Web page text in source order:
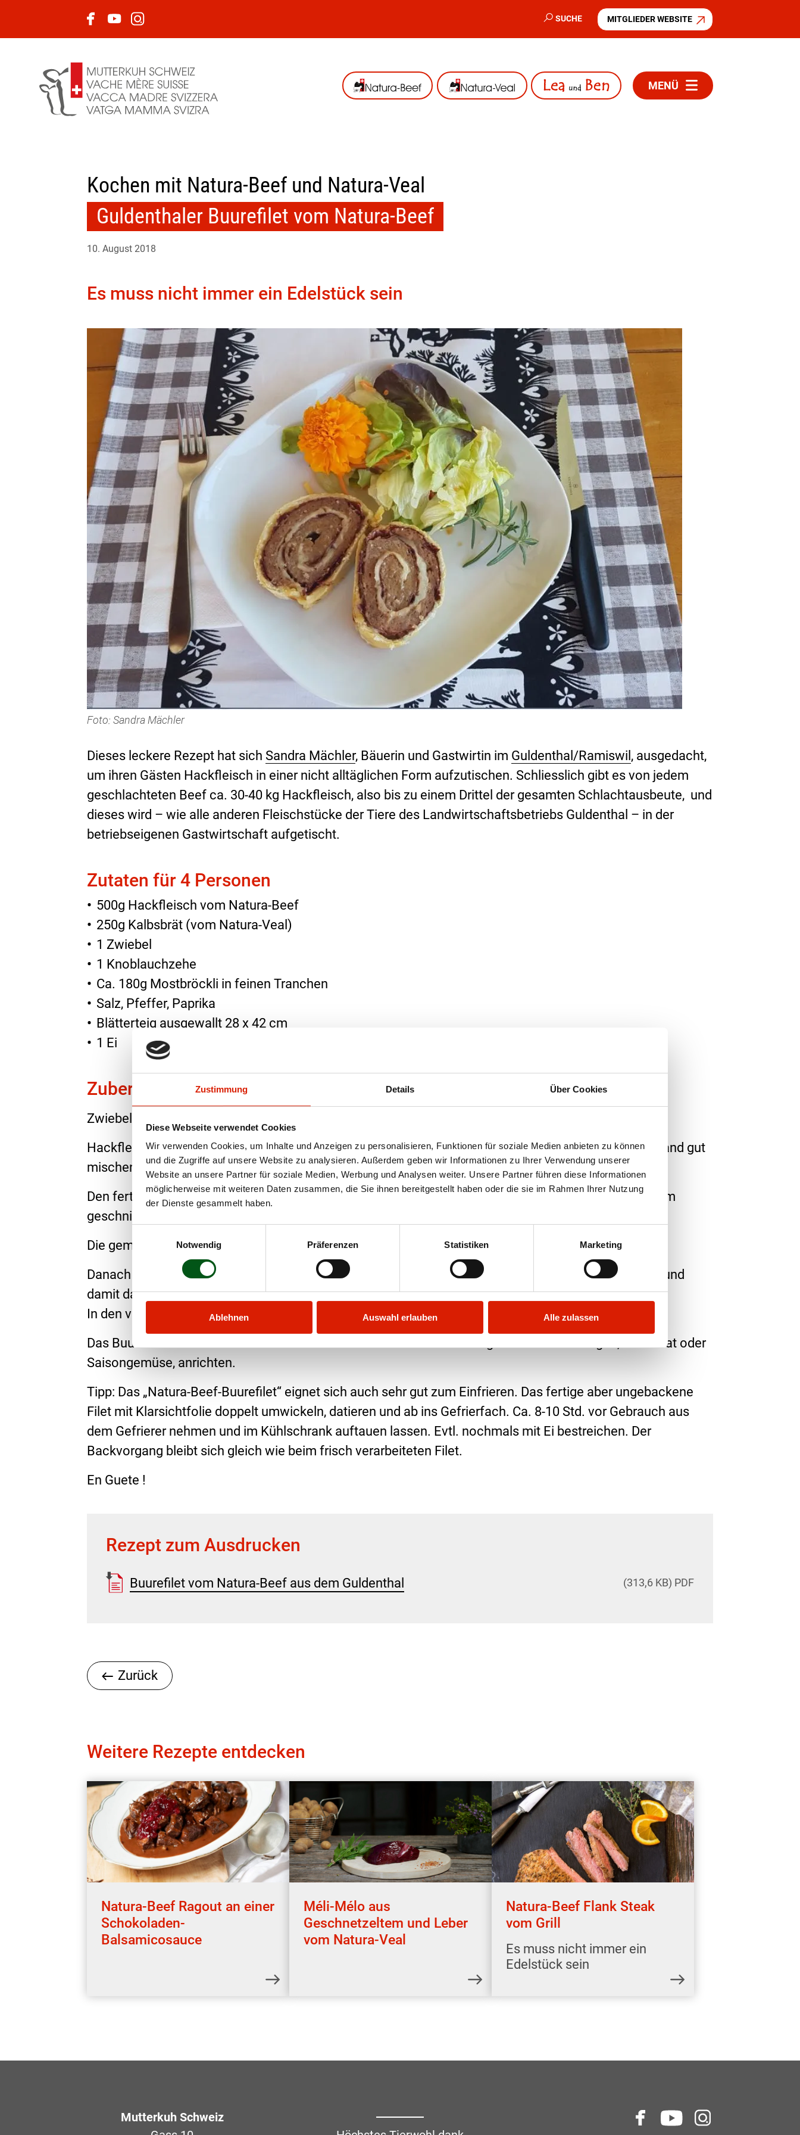
Zustimmung Details Über Cookies
Diese Webseite verwendet Cookies
Wir verwenden Cookies, um Inhalte und Anzeigen zu personalisieren, Funktionen für soziale Medien anbieten zu können
und die Zugriffe auf unsere Website zu analysieren. Außerdem geben wir Informationen zu Ihrer Verwendung unserer
Website an unsere Partner für soziale Medien, Werbung und Analysen weiter. Unsere Partner führen diese Informationen
möglicherweise mit weiteren Daten zusammen, die Sie ihnen bereitgestellt haben oder die sie im Rahmen Ihrer Nutzung
der Dienste gesammelt haben.
Notwendig
Präferenzen Statistiken Marketing
Ablehnen Auswahl erlauben Alle zulassen
SUCHE MITGLIEDER WEBSITE
MENÜ
Kochen mit Natura-Beef und Natura-Veal
Guldenthaler Buurefilet vom Natura-Beef
10. August 2018
Es muss nicht immer ein Edelstück sein
Foto: Sandra Mächler
Dieses leckere Rezept hat sich Sandra Mächler, Bäuerin und Gastwirtin im Guldenthal/Ramiswil , ausgedacht,
um ihren Gästen Hackfleisch in einer nicht alltäglichen Form aufzutischen. Schliesslich gibt es von jedem
geschlachteten Beef ca. 30-40 kg Hackfleisch, also bis zu einem Drittel der gesamten Schlachtausbeute, und
dieses wird – wie alle anderen Fleischstücke der Tiere des Landwirtschaftsbetriebs Guldenthal – in der
betriebseigenen Gastwirtschaft aufgetischt.
Zutaten für 4 Personen
500g Hackfleisch vom Natura-Beef
250g Kalbsbrät (vom Natura-Veal)
1 Zwiebel
1 Knoblauchzehe
Ca. 180g Mostbröckli in feinen Tranchen
Salz, Pfeffer, Paprika
Blätterteig ausgewallt 28 x 42 cm
1 Ei
Zubereitung
Zwiebel fein hacken, Knoblauch pressen, beides in wenig Butter kurz andünsten, auskühlen lassen.
Hackfleisch mit dem Brät und der gedünsteten Zwiebeln/Knoblauch in einer grossen Schüssel von Hand gut
mischen. Nach Geschmack würzen und nochmals gut mischen.
Den fertigen Blätterteig auslegen, mit Hilfe eines Pinsels leicht mit Wasser bestreichen. Sofort mit dem
geschnittenen Mostbröckli dicht belegen. An den Teigrändern je ca. 2cm frei lassen.
Die gemischte Hackbrätmasse mit einem Schaber vorsichtig in die Mitte des Teiges streichen.
Danach den Teig einrollen, anschliessend rechts und links die Enden verschliessen. Das Ei verquirlen und
damit das fertige Filet bestreichen.
In den vorgeheizten Ofen bei 180Grad Umluft ca. 40-45 Minuten backen.
Das Buurefilet in ca. 2-3cm dicke Tranchen aufschneiden und mit den gewünschten Beilagen, z.B. Salat oder
Saisongemüse, anrichten.
Tipp: Das „Natura-Beef-Buurefilet“ eignet sich auch sehr gut zum Einfrieren. Das fertige aber ungebackene
Filet mit Klarsichtfolie doppelt umwickeln, datieren und ab ins Gefrierfach. Ca. 8-10 Std. vor Gebrauch aus
dem Gefrierer nehmen und im Kühlschrank auftauen lassen. Evtl. nochmals mit Ei bestreichen. Der
Backvorgang bleibt sich gleich wie beim frisch verarbeiteten Filet.
En Guete !
Rezept zum Ausdrucken
Buurefilet vom Natura-Beef aus dem Guldenthal (313,6 KB) PDF
Zurück
Weitere Rezepte entdecken
Natura-Beef Ragout an einer
Schokoladen-
Balsamicosauce
Méli-Mélo aus
Geschnetzeltem und Leber
vom Natura-Veal
Natura-Beef Flank Steak
vom Grill
Es muss nicht immer ein
Edelstück sein
Mutterkuh Schweiz